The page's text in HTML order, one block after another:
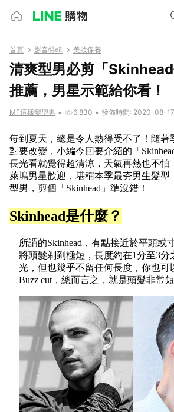
首頁 影音特輯 美妝保養
清爽型男必剪「
推薦，男星示範給你看！
MF這樣變型男 • 6,830 • 發佈時間: 2020-08-
每到夏天，總是令人熱得受不了！隨著
對要改變，小編今回要介紹的「
長光看就覺得超清涼，天氣再熱也不怕
萊塢男星歡迎，堪稱本季最夯男生髮型
型男，剪個「Skinhead」準沒錯！
Skinhead是什麼？
所謂的Skinhead，有點接近於平頭或
將頭髮剃到極短，長度約在1分至3分
光，但也幾乎不留任何長度，你也可
Buzz cut，總而言之，就是頭髮非常